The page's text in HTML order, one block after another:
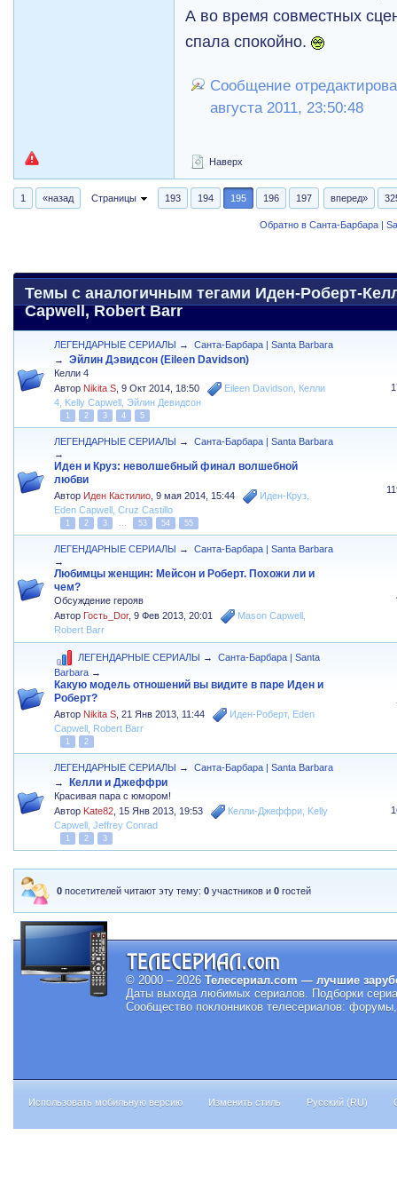
А во время совместных
спала спокойно.
Сообщение
августа 2011, 23:50:48
Наверх
1 «назад Страницы 193 194 195 196 197 вперед»
Обратно в Санта-Барбара |
Темы с аналогичным тегами Иден-Роберт-
Capwell, Robert Barr
ЛЕГЕНДАРНЫЕ СЕРИАЛЫ →
Санта-Барбара | Santa Barbara
→
Эйлин Дэвидсон (Eileen Davidson)
Келли 4
Автор Nikita S ,9 Окт 2014, 18:50 Eileen Davidson Келли
4 Kelly Capwell Эйлин Девидсон
1 2 3 4 5
ЛЕГЕНДАРНЫЕ СЕРИАЛЫ →
Санта-Барбара | Santa Barbara
→
Иден и Круз: неволшебный финал волшебной
любви
Автор Иден Кастилио ,9 мая 2014, 15:44 Иден-Круз
Eden Capwell ,Cruz Castillo
1 2 3 ... 53 54 55
ЛЕГЕНДАРНЫЕ СЕРИАЛЫ →
Санта-Барбара | Santa Barbara
→
Любимцы женщин: Мейсон и Роберт. Похожи ли и
чем?
Обсуждение герояв
Автор Гость_Dor,9 Фев 2013, 20:01 Mason Capwell
Robert Barr
ЛЕГЕНДАРНЫЕ СЕРИАЛЫ →
Санта-Барбара | Santa
Barbara →
Какую модель отношений вы видите в паре Иден и
Роберт?
Автор Nikita S ,21 Янв 2013, 11:44 Иден-Роберт, Eden
Capwell Robert Barr
1 2
ЛЕГЕНДАРНЫЕ СЕРИАЛЫ →
Санта-Барбара | Santa Barbara
→
Келли и Джеффри
Красивая пара с юмором!
Автор Kate82 15 Янв 2013, 19:53 Келли-Джеффри Kelly
Capwell ,Jeffrey Conrad
1 2 3
0 посетителей читают эту тему:0 участников и0 гостей
© 2000 – 2026 Телесериал.com — лучшие
Даты выхода любимых сериалов. Подборки
Сообщество поклонников телесериалов:
Использовать мобильную версию Изменить стиль Русский (RU)